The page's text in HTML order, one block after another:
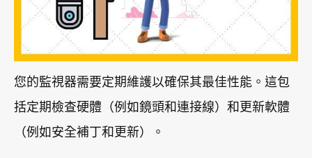
您的監視器需要定期維護以確保其最佳性能。這包
括定期檢查硬體（例如鏡頭和連接線）和更新軟體
（例如安全補丁和更新）。